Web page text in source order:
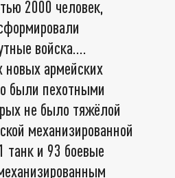
2000 человек,
войска….
новых армейских
были пехотными
не было тяжёлой
механизированной
танк и 93 боевые